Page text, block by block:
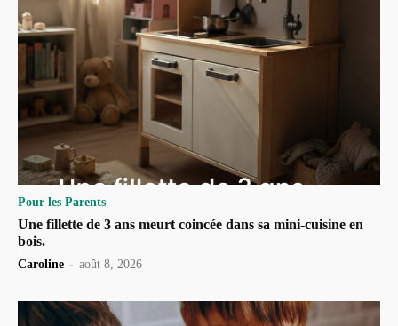
Pour les Parents
Une fillette de 3 ans meurt coincée dans sa mini-cuisine en
bois.
Caroline - août 8, 2026